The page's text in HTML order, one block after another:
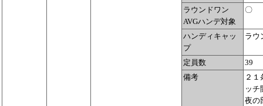
ラウンドワン
AVGハンデ対象
〇
ハンディキャッ
プ
ラウ
定員数
39
備考
２
ッチ
夜の